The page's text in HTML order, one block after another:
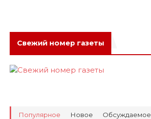
Свежий номер газеты
Популярное Новое Обсуждаемое